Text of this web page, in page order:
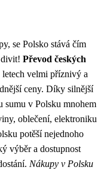
se Polsko stává čím
divit! Převod českých
velmi příznivý a
ceny. Díky silnější
sumu v Polsku mnohem
oblečení, elektroniku
potěší nejednoho
výběr a dostupnost
Nákupy v Polsku